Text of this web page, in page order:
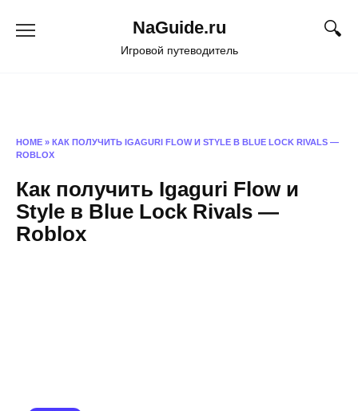
NaGuide.ru
Игровой путеводитель
HOME » КАК ПОЛУЧИТЬ IGAGURI FLOW И STYLE В BLUE LOCK RIVALS —
ROBLOX
Как получить Igaguri Flow и
Style в Blue Lock Rivals —
Roblox